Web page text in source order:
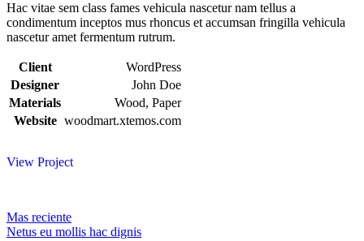
Hac vitae sem class fames vehicula nascetur nam tellus a
condimentum inceptos mus rhoncus et accumsan fringilla vehicula
nascetur amet fermentum rutrum.
Client
WordPress
Designer
John Doe
Materials
Wood, Paper
Website woodmart.xtemos.com
View Project
Mas reciente
Netus eu mollis hac dignis